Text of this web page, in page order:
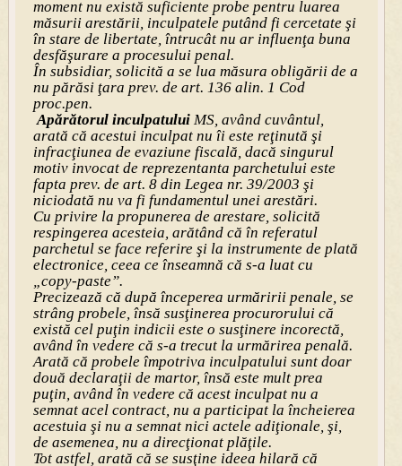
moment nu există suficiente probe pentru luarea
măsurii arestării, inculpatele putând fi cercetate şi
în stare de libertate, întrucât nu ar influenţa buna
desfăşurare a procesului penal.
În subsidiar, solicită a se lua măsura obligării de a
nu părăsi ţara prev. de art. 136 alin. 1 Cod
proc.pen.
Apărătorul inculpatului MS, având cuvântul,
arată că acestui inculpat nu îi este reţinută şi
infracţiunea de evaziune fiscală, dacă singurul
motiv invocat de reprezentanta parchetului este
fapta prev. de art. 8 din Legea nr. 39/2003 şi
niciodată nu va fi fundamentul unei arestări.
Cu privire la propunerea de arestare, solicită
respingerea acesteia, arătând că în referatul
parchetul se face referire şi la instrumente de plată
electronice, ceea ce înseamnă că s-a luat cu
„copy-paste”.
Precizează că după începerea urmăririi penale, se
strâng probele, însă susţinerea procurorului că
există cel puţin indicii este o susţinere incorectă,
având în vedere că s-a trecut la urmărirea penală.
Arată că probele împotriva inculpatului sunt doar
două declaraţii de martor, însă este mult prea
puţin, având în vedere că acest inculpat nu a
semnat acel contract, nu a participat la încheierea
acestuia şi nu a semnat nici actele adiţionale, şi,
de asemenea, nu a direcţionat plăţile.
Tot astfel, arată că se susţine ideea hilară că